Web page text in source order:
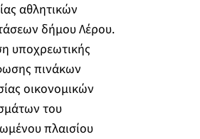
αθλητικών
δήμου Λέρου.
υποχρεωτικής
πινάκων
οικονομικών
του
πλαισίου